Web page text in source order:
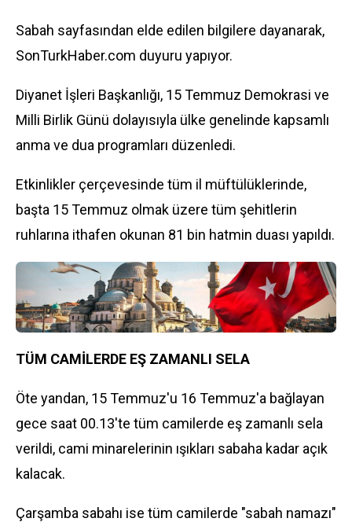
Sabah sayfasından elde edilen bilgilere dayanarak,
SonTurkHaber.com duyuru yapıyor.
Diyanet İşleri Başkanlığı, 15 Temmuz Demokrasi ve
Milli Birlik Günü dolayısıyla ülke genelinde kapsamlı
anma ve dua programları düzenledi.
Etkinlikler çerçevesinde tüm il müftülüklerinde,
başta 15 Temmuz olmak üzere tüm şehitlerin
ruhlarına ithafen okunan 81 bin hatmin duası yapıldı.
TÜM CAMİLERDE EŞ ZAMANLI SELA
Öte yandan, 15 Temmuz'u 16 Temmuz'a bağlayan
gece saat 00.13'te tüm camilerde eş zamanlı sela
verildi, cami minarelerinin ışıkları sabaha kadar açık
kalacak.
Çarşamba sabahı ise tüm camilerde "sabah namazı"